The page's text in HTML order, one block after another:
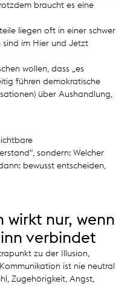
braucht es eine
liegen oft in einer schwer
sind im Hier und Jetzt
wollen, dass „es
führen demokratische
über Aushandlung,
sondern: Welcher
bewusst entscheiden,
wirkt nur, wenn
verbindet
zu der Illusion,
ist nie neutral
Zugehörigkeit, Angst,